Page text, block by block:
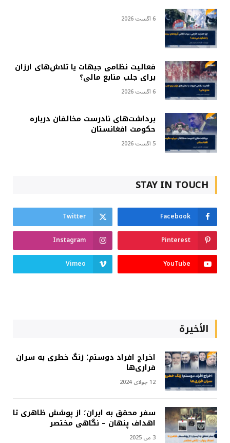
6 آگست 2026
فعالیت نظامی جبهات یا تلاش‌های ارزان
برای جلب منابع مالی؟
6 آگست 2026
برداشت‌های نادرست مخالفان درباره
حکومت افغانستان
5 آگست 2026
STAY IN TOUCH
Facebook
Twitter
Pinterest
Instagram
YouTube
Vimeo
الأخيرة
اخراج افراد دوستم؛ زنگ خطری به سران
فراری‌ها
12 جولای 2024
سفر محقق به ایران؛ از پوشش ظاهری تا
اهداف پنهان – نگاهی مختصر
3 می 2025